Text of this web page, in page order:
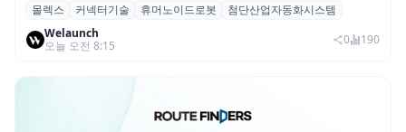
몰렉스, 휴머노이드 로봇용 ‘MiniMix’ 하이
브리드 전원·신호 커넥터 공개
몰렉스 커넥터기술 휴머노이드로봇
첨단산업자동화시스템
Welaunch
오늘 오전 8:15
0 190